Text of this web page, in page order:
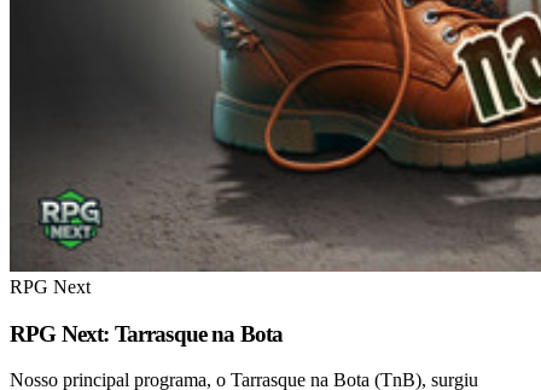
RPG Next
RPG Next: Tarrasque na Bota
Nosso principal programa, o Tarrasque na Bota (TnB), surgiu